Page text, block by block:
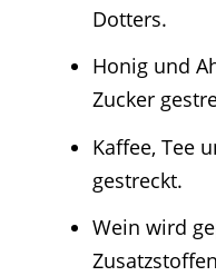
Dotters.
Honig und
Zucker
Kaffee, Tee
gestreckt.
Wein wird